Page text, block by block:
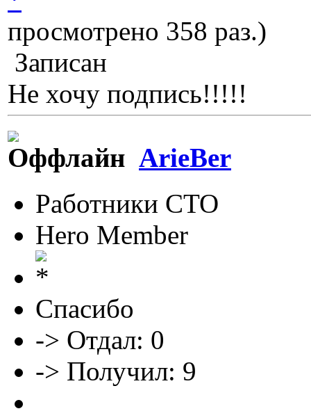
просмотрено 358 раз.)
Записан
Не хочу подпись!!!!!
ArieBer
Работники СТО
Hero Member
Спасибо
-> Отдал: 0
-> Получил: 9